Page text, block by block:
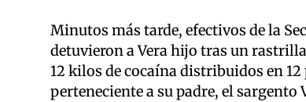
Minutos más tarde, efectivos de la
detuvieron a Vera hijo tras un
12 kilos de cocaína distribuidos en
perteneciente a su padre, el sargento